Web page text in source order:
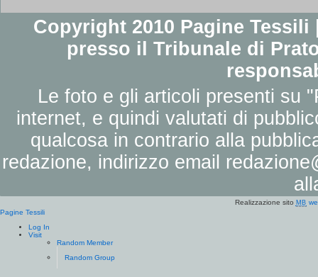
Copyright 2010 Pagine
presso il Tribunale di
Le foto e gli articoli presenti su
internet, e quindi valutati di
qualcosa in contrario alla
redazione, indirizzo email
Realizzazione sito MB
Pagine Tessili
Log In
Visit
Random Member
Random Group